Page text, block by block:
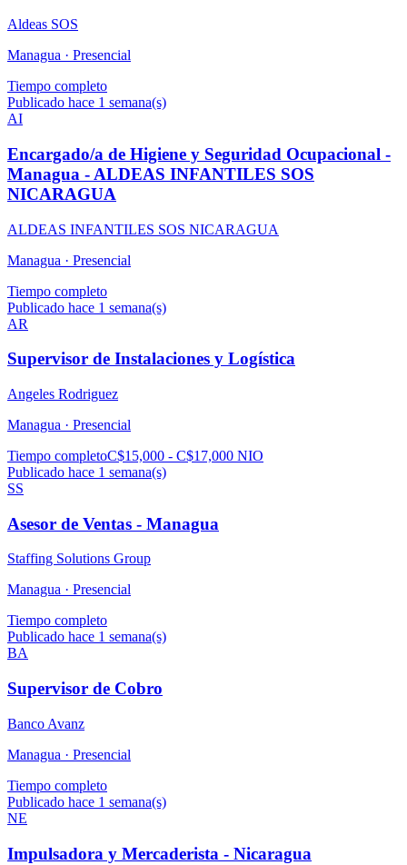
Aldeas SOS
Managua · Presencial
Tiempo completo
Publicado hace 1 semana(s)
AI
Encargado/a de Higiene y Seguridad Ocupacional -
Managua - ALDEAS INFANTILES SOS
NICARAGUA
ALDEAS INFANTILES SOS NICARAGUA
Managua · Presencial
Tiempo completo
Publicado hace 1 semana(s)
AR
Supervisor de Instalaciones y Logística
Angeles Rodriguez
Managua · Presencial
Tiempo completoC$15,000 - C$17,000 NIO
Publicado hace 1 semana(s)
SS
Asesor de Ventas - Managua
Staffing Solutions Group
Managua · Presencial
Tiempo completo
Publicado hace 1 semana(s)
BA
Supervisor de Cobro
Banco Avanz
Managua · Presencial
Tiempo completo
Publicado hace 1 semana(s)
NE
Impulsadora y Mercaderista - Nicaragua